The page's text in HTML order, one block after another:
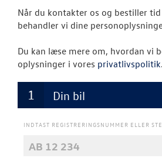
Når du kontakter os og bestiller
behandler vi dine
Du kan læse mere om, hvordan vi
oplysninger i vores privatlivspolitik.
Din bil
INDTAST REGISTRERINGSNUMMER ELLER